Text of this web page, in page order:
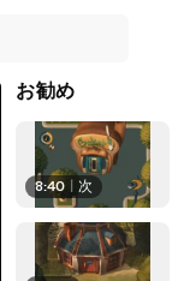
お勧め
8:40 次